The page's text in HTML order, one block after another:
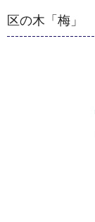
区の木「梅」